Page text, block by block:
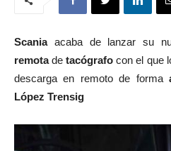
Scania acaba de lanzar su
remotadetacógrafocon el que
descarga en remoto de forma
López Trensig